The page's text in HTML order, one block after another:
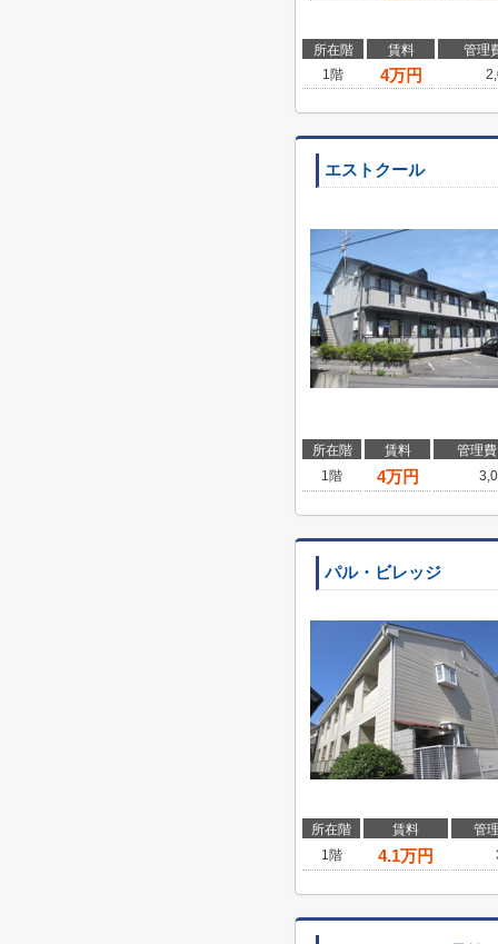
所在階 賃料
管理
1階
4万円
エストクール
所在階 賃料
管理
1階
4万円
パル・ビレッジ
所在階 賃料
管
1階
4.1万円